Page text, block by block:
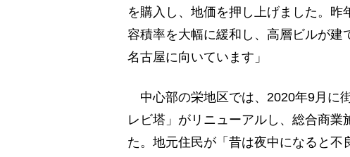
を購入し、地価を押し上げました。
容積率を大幅に緩和し、高層ビルが
名古屋に向いています」
中心部の栄地区では、2020年9月に
レビ塔」がリニューアルし、総合商
た。地元住民が「昔は夜中になると